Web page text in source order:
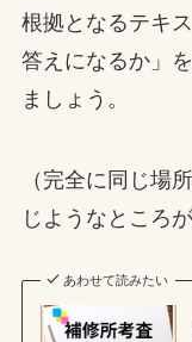
根拠となるテキ
答えになるか」
ましょう。
（完全に同じ場
じようなところ
あわせて読みたい